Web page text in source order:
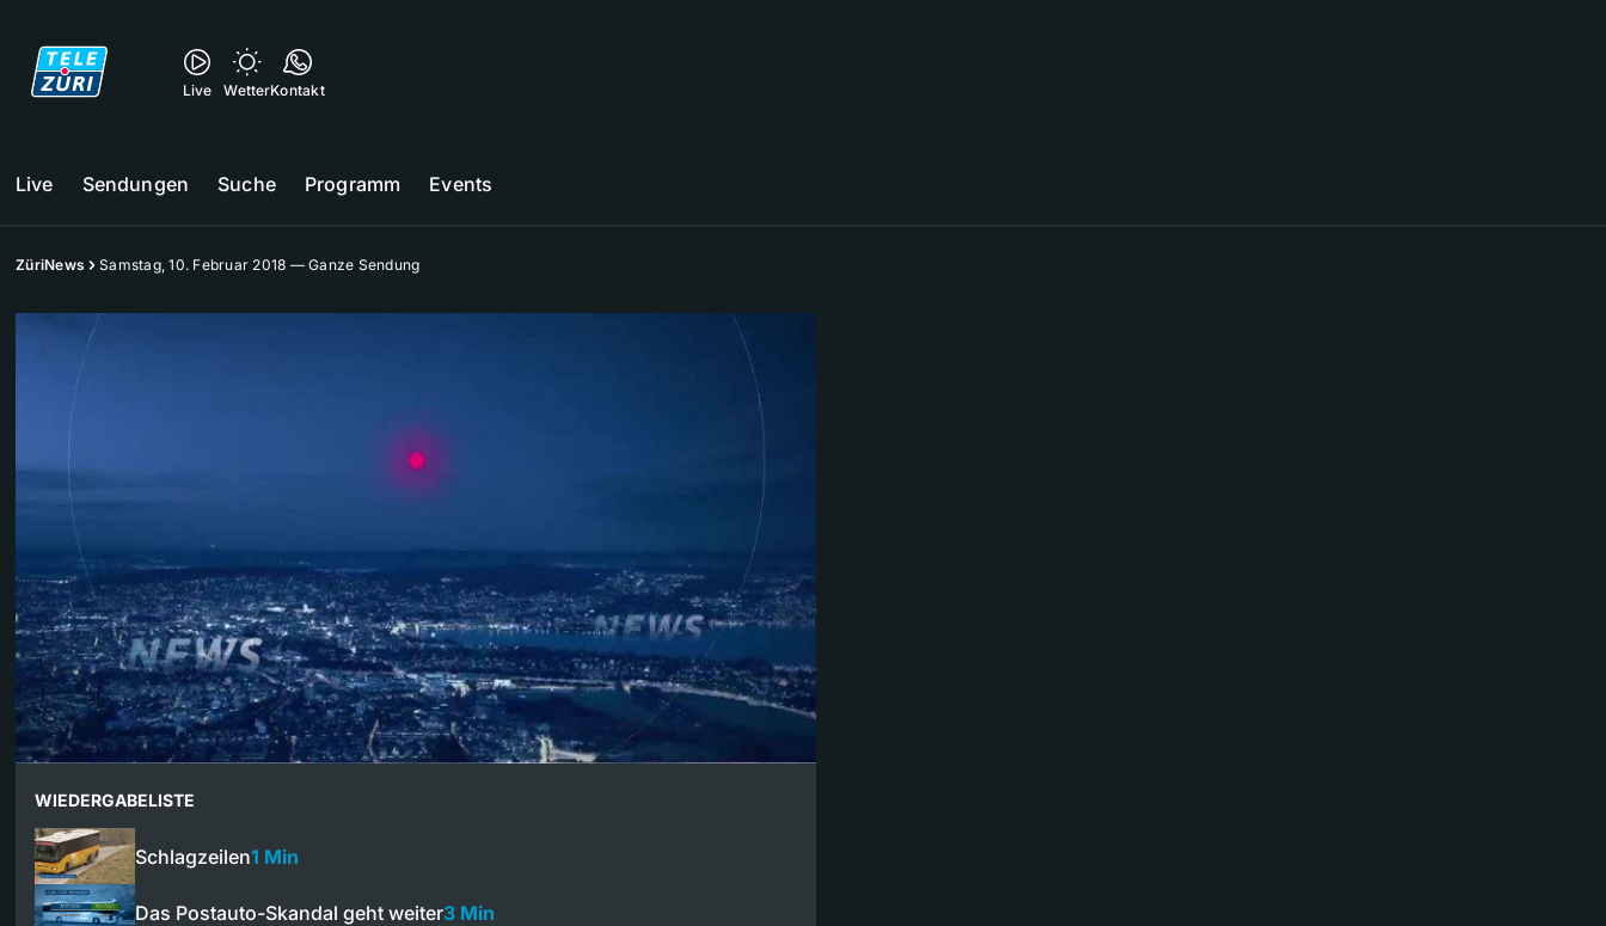
Live WetterKontakt
Live Sendungen Suche Programm Events
ZüriNews Samstag, 10. Februar 2018 — Ganze Sendung
WIEDERGABELISTE
Schlagzeilen1 Min
Das Postauto-Skandal geht weiter3 Min